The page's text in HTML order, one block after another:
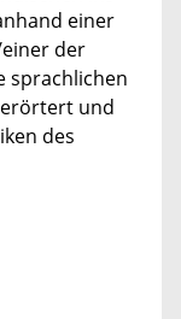
einer
der
sprachlichen
und
des